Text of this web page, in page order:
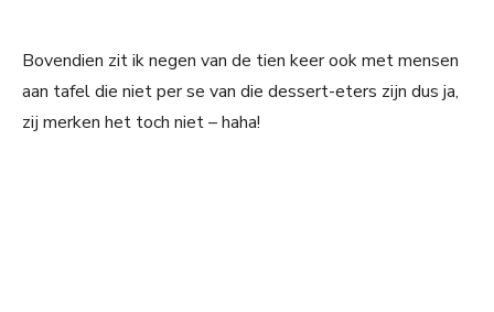
Bovendien zit ik negen van de tien keer ook met mensen
aan tafel die niet per se van die dessert-eters zijn dus ja,
zij merken het toch niet – haha!